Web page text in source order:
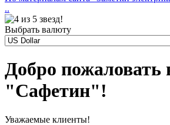
..
Выбрать валюту
Добро
"Сафетин"!
Уважаемые клиенты!